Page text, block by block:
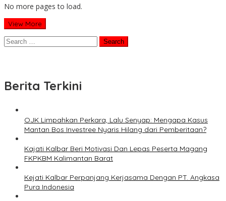
No more pages to load.
View More
Search
for:
Berita Terkini
OJK Limpahkan Perkara, Lalu Senyap: Mengapa Kasus
Mantan Bos Investree Nyaris Hilang dari Pemberitaan?
Kajati Kalbar Beri Motivasi Dan Lepas Peserta Magang
FKPKBM Kalimantan Barat
Kejati Kalbar Perpanjang Kerjasama Dengan PT. Angkasa
Pura Indonesia